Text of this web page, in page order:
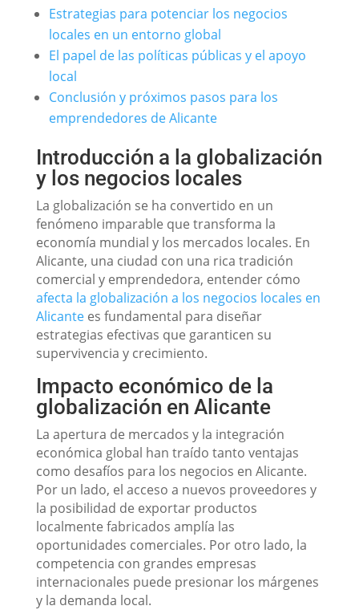
Estrategias para potenciar los negocios
locales en un entorno global
El papel de las políticas públicas y el apoyo
local
Conclusión y próximos pasos para los
emprendedores de Alicante
Introducción a la globalización
y los negocios locales
La globalización se ha convertido en un
fenómeno imparable que transforma la
economía mundial y los mercados locales. En
Alicante, una ciudad con una rica tradición
comercial y emprendedora, entender cómo
afecta la globalización a los negocios locales en
Alicantees fundamental para diseñar
estrategias efectivas que garanticen su
supervivencia y crecimiento.
Impacto económico de la
globalización en Alicante
La apertura de mercados y la integración
económica global han traído tanto ventajas
como desafíos para los negocios en Alicante.
Por un lado, el acceso a nuevos proveedores y
la posibilidad de exportar productos
localmente fabricados amplía las
oportunidades comerciales. Por otro lado, la
competencia con grandes empresas
internacionales puede presionar los márgenes
y la demanda local.